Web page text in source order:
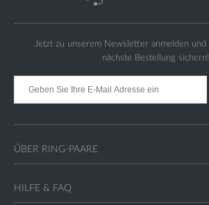
Jetzt zu unserem Newsletter anmelden und
nächste Bestellung sichern!
ÜBER RING-PAARE
HILFE & FAQ